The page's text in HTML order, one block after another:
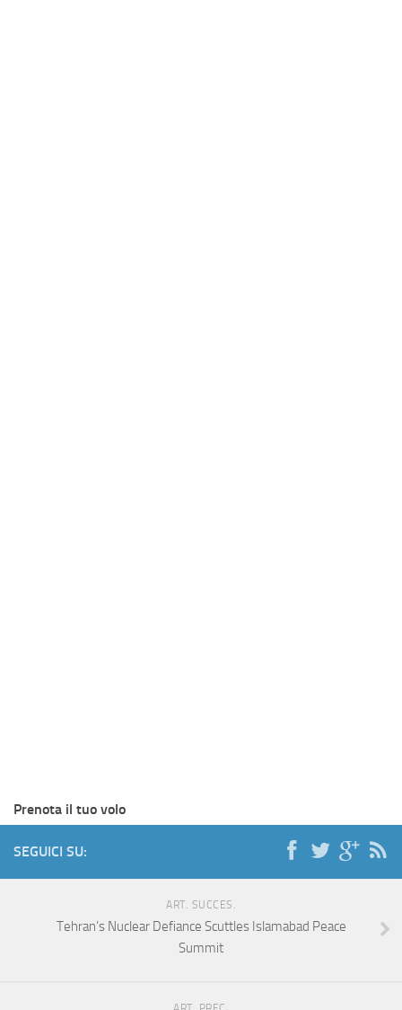
Prenota il tuo volo
SEGUICI SU:
ART. SUCCES.
Tehran’s Nuclear Defiance Scuttles Islamabad Peace
Summit